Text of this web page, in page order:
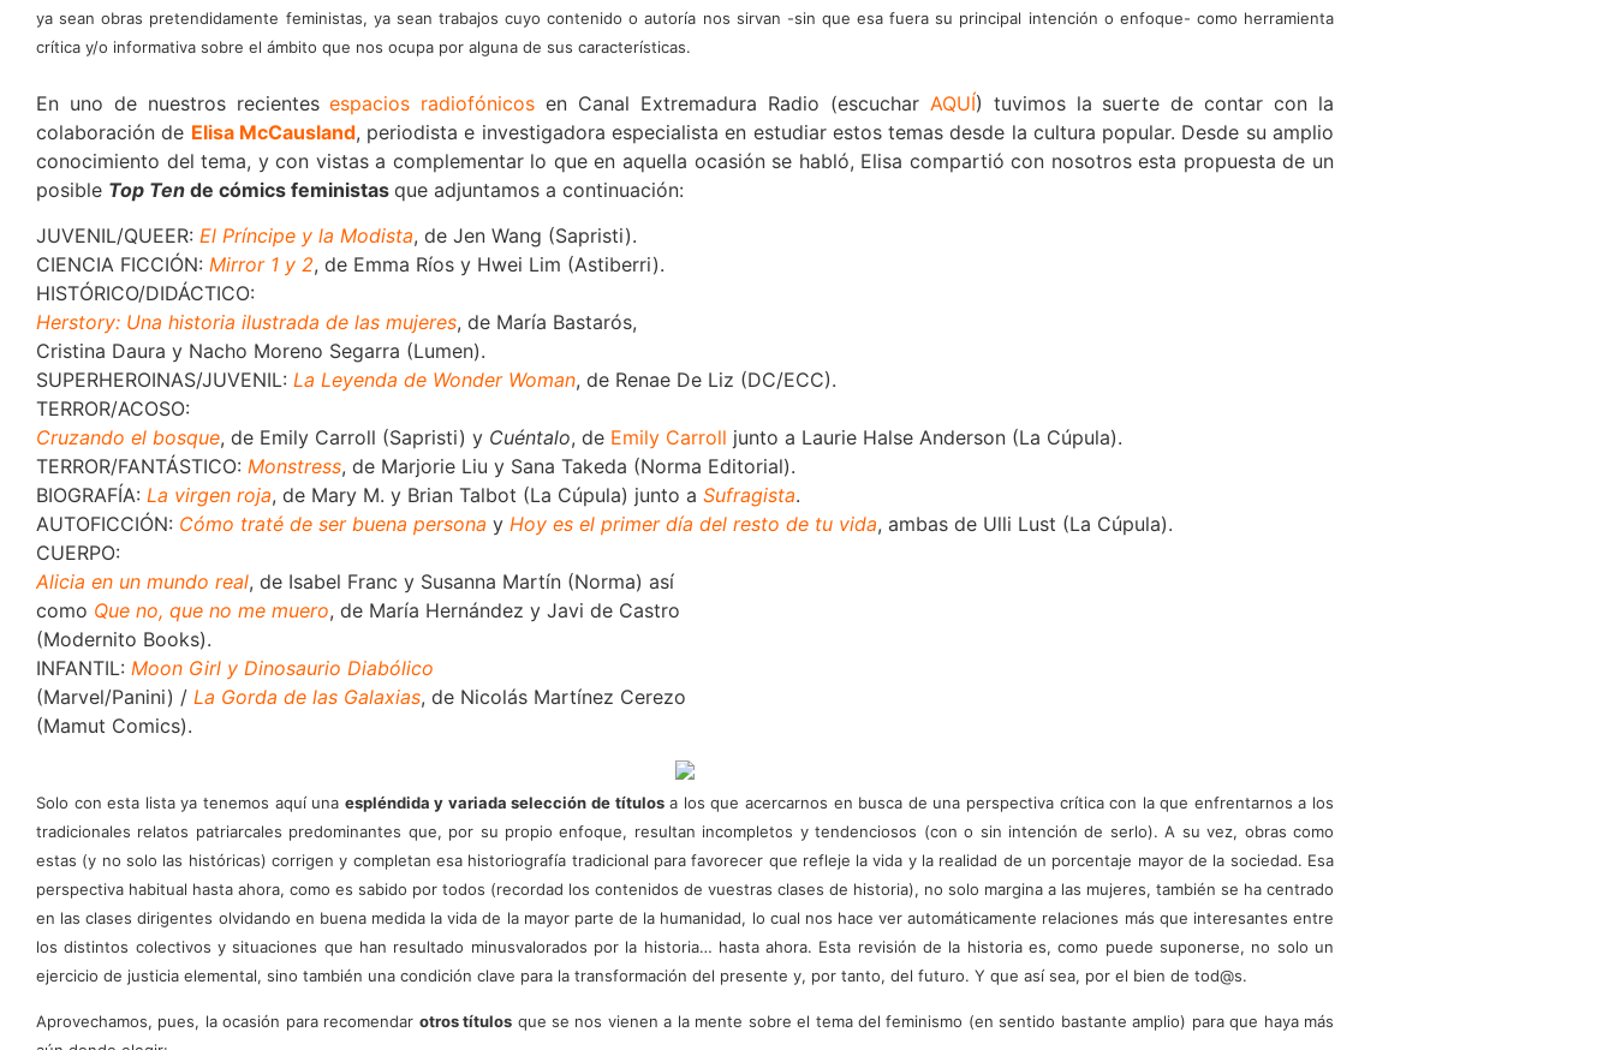
ya sean obras pretendidamente feministas, ya sean trabajos cuyo contenido o autoría nos sirvan -sin que esa fuera su principal intención o enfoque- como herramienta
crítica y/o informativa sobre el ámbito que nos ocupa por alguna de sus características.
En uno de nuestros recientesespacios radiofónicos en Canal Extremadura Radio (escuchar AQUÍ) tuvimos la suerte de contar con la
colaboración de Elisa McCausland, periodista e investigadora especialista en estudiar estos temas desde la cultura popular. Desde su amplio
conocimiento del tema, y con vistas a complementar lo que en aquella ocasión se habló, Elisa compartió con nosotros esta propuesta de un
posible Top Ten de cómics feministas que adjuntamos a continuación:
JUVENIL/QUEER: El Príncipe y la Modista, de Jen Wang (Sapristi).
CIENCIA FICCIÓN: Mirror 1 y 2, de Emma Ríos y Hwei Lim (Astiberri).
HISTÓRICO/DIDÁCTICO:
Herstory: Una historia ilustrada de las mujeres, de María Bastarós,
Cristina Daura y Nacho Moreno Segarra (Lumen).
SUPERHEROINAS/JUVENIL: La Leyenda de Wonder Woman, de Renae De Liz (DC/ECC).
TERROR/ACOSO:
Cruzando el bosque, de Emily Carroll (Sapristi) y Cuéntalo, de Emily Carroll junto a Laurie Halse Anderson (La Cúpula).
TERROR/FANTÁSTICO: Monstress, de Marjorie Liu y Sana Takeda (Norma Editorial).
BIOGRAFÍA: La virgen roja, de Mary M. y Brian Talbot (La Cúpula) junto a Sufragista.
AUTOFICCIÓN: Cómo traté de ser buena persona y Hoy es el primer día del resto de tu vida, ambas de Ulli Lust (La Cúpula).
CUERPO:
Alicia en un mundo real, de Isabel Franc y Susanna Martín (Norma) así
como Que no, que no me muero, de María Hernández y Javi de Castro
(Modernito Books).
INFANTIL: Moon Girl y Dinosaurio Diabólico
(Marvel/Panini) / La Gorda de las Galaxias, de Nicolás Martínez Cerezo
(Mamut Comics).
Solo con esta lista ya tenemos aquí una espléndida y variada selección de títulosa los que acercarnos en busca de una perspectiva crítica con la que enfrentarnos a los
tradicionales relatos patriarcales predominantes que, por su propio enfoque, resultan incompletos y tendenciosos (con o sin intención de serlo). A su vez, obras como
estas (y no solo las históricas) corrigen y completan esa historiografía tradicional para favorecer que refleje la vida y la realidad de un porcentaje mayor de la sociedad. Esa
perspectiva habitual hasta ahora, como es sabido por todos (recordad los contenidos de vuestras clases de historia), no solo margina a las mujeres, también se ha centrado
en las clases dirigentes olvidando en buena medida la vida de la mayor parte de la humanidad, lo cual nos hace ver automáticamente relaciones más que interesantes entre
los distintos colectivos y situaciones que han resultado minusvalorados por la historia… hasta ahora. Esta revisión de la historia es, como puede suponerse, no solo un
ejercicio de justicia elemental, sino también una condición clave para la transformación del presente y, por tanto, del futuro. Y que así sea, por el bien de tod@s.
Aprovechamos, pues, la ocasión para recomendar otros títulos que se nos vienen a la mente sobre el tema del feminismo (en sentido bastante amplio) para que haya más